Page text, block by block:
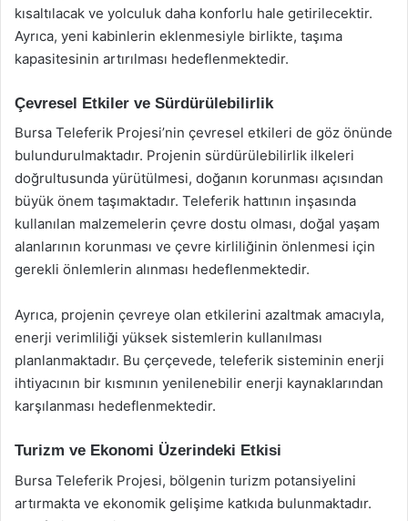
kısaltılacak ve yolculuk daha konforlu hale getirilecektir.
Ayrıca, yeni kabinlerin eklenmesiyle birlikte, taşıma
kapasitesinin artırılması hedeflenmektedir.
Çevresel Etkiler ve Sürdürülebilirlik
Bursa Teleferik Projesi’nin çevresel etkileri de göz önünde
bulundurulmaktadır. Projenin sürdürülebilirlik ilkeleri
doğrultusunda yürütülmesi, doğanın korunması açısından
büyük önem taşımaktadır. Teleferik hattının inşasında
kullanılan malzemelerin çevre dostu olması, doğal yaşam
alanlarının korunması ve çevre kirliliğinin önlenmesi için
gerekli önlemlerin alınması hedeflenmektedir.
Ayrıca, projenin çevreye olan etkilerini azaltmak amacıyla,
enerji verimliliği yüksek sistemlerin kullanılması
planlanmaktadır. Bu çerçevede, teleferik sisteminin enerji
ihtiyacının bir kısmının yenilenebilir enerji kaynaklarından
karşılanması hedeflenmektedir.
Turizm ve Ekonomi Üzerindeki Etkisi
Bursa Teleferik Projesi, bölgenin turizm potansiyelini
artırmakta ve ekonomik gelişime katkıda bulunmaktadır.